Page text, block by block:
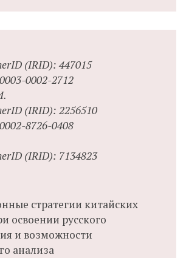
(IRID): 447015
0002-2712
(IRID): 2256510
8726-0408
(IRID): 7134823
стратегии китайских
освоении русского
и возможности
анализа